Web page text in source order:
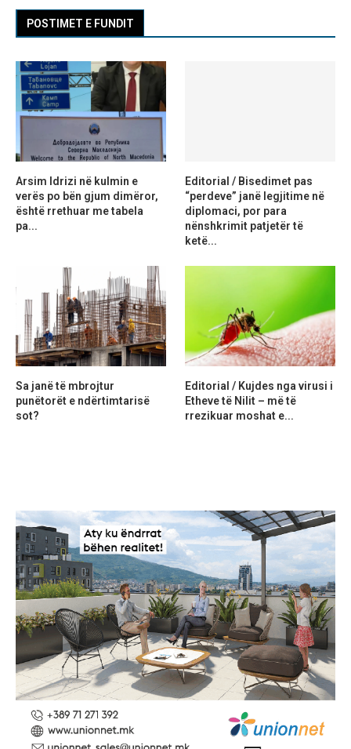
POSTIMET E FUNDIT
Arsim Idrizi në kulmin e
verës po bën gjum dimëror,
është rrethuar me tabela
pa...
Editorial / Bisedimet pas
“perdeve” janë legjitime në
diplomaci, por para
nënshkrimit patjetër të
ketë...
Sa janë të mbrojtur
punëtorët e ndërtimtarisë
sot?
Editorial / Kujdes nga virusi i
Etheve të Nilit – më të
rrezikuar moshat e...